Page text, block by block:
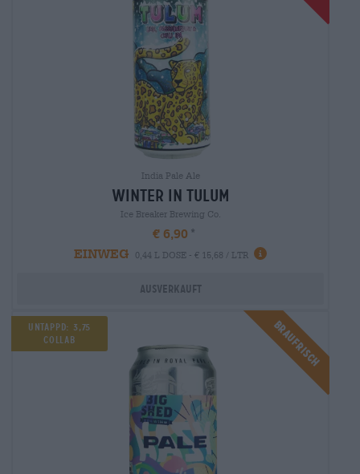
India Pale Ale
winter in tulum
Ice Breaker Brewing Co.
€ 6,90
EINWEG
0,44 L DOSE - € 15,68 / LTR
Ausverkauft
Braufrisch
UNTAPPD: 3,75
Collab